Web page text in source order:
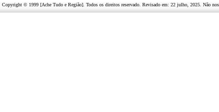
Copyright © 1999 [Ache Tudo e Região]. Todos os direitos reservado. Revisado em: 22 julho, 2025 . Não